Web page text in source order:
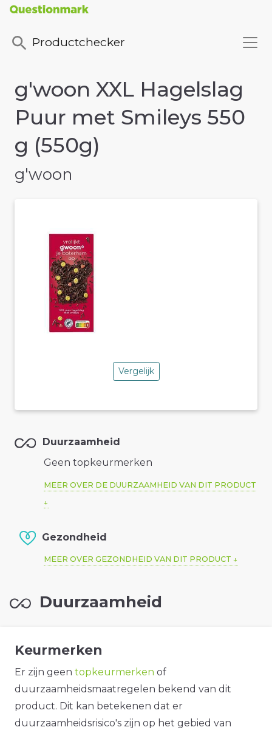
Productchecker
g'woon XXL Hagelslag
Puur met Smileys 550
g (550g)
g'woon
Vergelijk
Duurzaamheid
Geen topkeurmerken
MEER OVER DE DUURZAAMHEID VAN DIT PRODUCT
Gezondheid
MEER OVER GEZONDHEID VAN DIT PRODUCT
Duurzaamheid
Keurmerken
Er zijn geen topkeurmerken of
duurzaamheidsmaatregelen bekend van dit
product. Dit kan betekenen dat er
duurzaamheidsrisico's zijn op het gebied van